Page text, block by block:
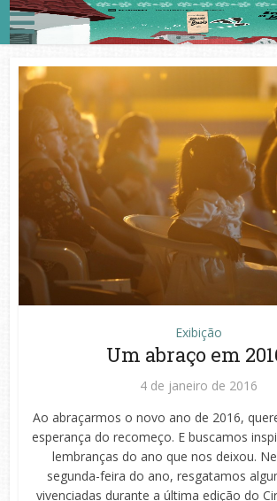
Exibição
Um abraço em
4 de janeiro de 2016
Ao abraçarmos o novo ano de 2016,
esperança do recomeço. E buscamos
lembranças do ano que nos deixou.
segunda-feira do ano, resgatamos
vivenciadas durante a última edição do